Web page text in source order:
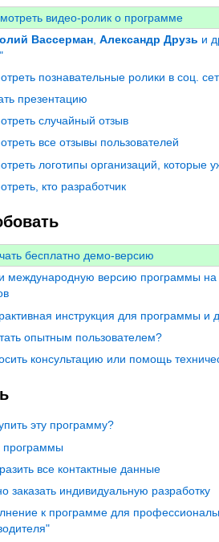
видео-ролик о программе
Вассерман Александр Друзь и
познавательные ролики в соц.
презентацию
случайный отзыв
все отзывы пользователей
логотипы организаций, которые
кто разработчик
бесплатно демо-версию
международную версию программы
инструкция для программы и
опытным пользователем?
консультацию или помощь
эту программу?
программы
все контактные данные
заказать индивидуальную разработку
к программе для